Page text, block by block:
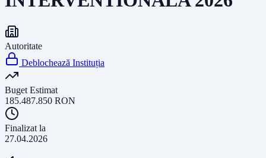
Autoritate
Deblochează Instituția
Buget Estimat
185.487.850 RON
Finalizat la
27.04.2026